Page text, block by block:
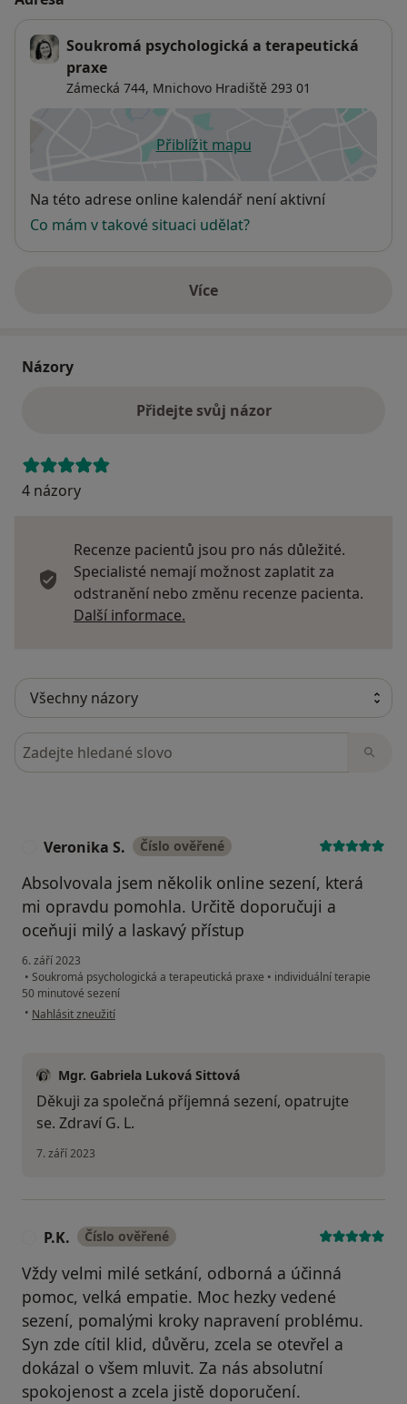
Soukromá psychologická a terapeutická
praxe
Zámecká 744, Mnichovo Hradiště 293 01
Přiblížit mapuse otevře v nové záložce
Dostupnost
Na této adrese online kalendář není aktivní
Co mám v takové situaci udělat?
Víceo adrese
Názory
Přidejte svůj názor
4 názory
Recenze pacientů jsou pro nás důležité.
Specialisté nemají možnost zaplatit za
odstranění nebo změnu recenze pacienta.
Další informace.
Hledejte v názorech
Veronika S. Číslo ověřené
Absolvovala jsem několik online sezení, která
mi opravdu pomohla. Určitě doporučuji a
oceňuji milý a laskavý přístup
6. září 2023
• Soukromá psychologická a terapeutická praxe • individuální terapie
50 minutové sezení
• podle názoru uživatele Veronika S.
Nahlásit zneužití
Mgr. Gabriela Luková Sittová
Děkuji za společná příjemná sezení, opatrujte
se. Zdraví G. L.
7. září 2023
P.K. Číslo ověřené
Vždy velmi milé setkání, odborná a účinná
pomoc, velká empatie. Moc hezky vedené
sezení, pomalými kroky napravení problému.
Syn zde cítil klid, důvěru, zcela se otevřel a
dokázal o všem mluvit. Za nás absolutní
spokojenost a zcela jistě doporučení.